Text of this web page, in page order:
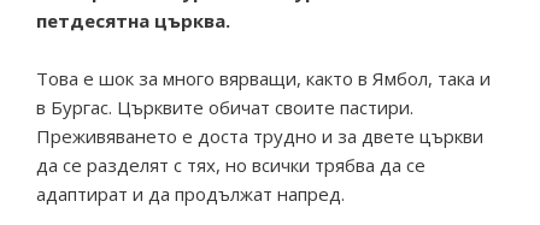
петдесятна църква.
Това е шок за много вярващи, както в Ямбол, така и
в Бургас. Църквите обичат своите пастири.
Преживяването е доста трудно и за двете църкви
да се разделят с тях, но всички трябва да се
адаптират и да продължат напред.